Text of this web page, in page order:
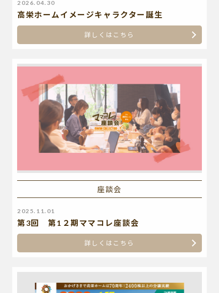
2026.04.30
高栄ホームイメージキャラクター誕生
詳しくはこちら
座談会
2025.11.01
第3回 第1２期ママコレ座談会
詳しくはこちら